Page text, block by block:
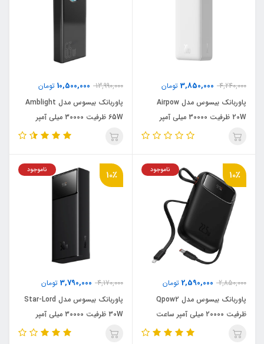
4,240,000
3,850,000 تومان
پاوربانک بیسوس مدل Airpow
20W ظرفیت 30000 میلی آمپر
ساعت
13,990,000
10,500,000 تومان
پاوربانک بیسوس مدل Amblight
65W ظرفیت 30000 میلی آمپر
ساعت دارای خط و خش جزيی
10٪
2,850,000
2,590,000 تومان
ناموجود
پاوربانک بیسوس مدل Qpow2
ظرفیت 20000 میلی آمپر ساعت
10٪
4,170,000
3,790,000 تومان
ناموجود
پاوربانک بیسوس مدل Star-Lord
30W ظرفیت 30000 میلی آمپر